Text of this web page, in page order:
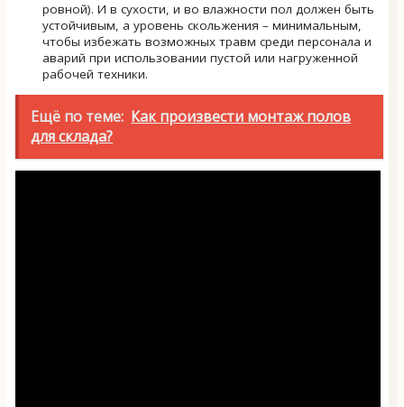
ровной). И в сухости, и во влажности пол должен быть
устойчивым, а уровень скольжения – минимальным,
чтобы избежать возможных травм среди персонала и
аварий при использовании пустой или нагруженной
рабочей техники.
Ещё по теме: Как произвести монтаж полов
для склада?